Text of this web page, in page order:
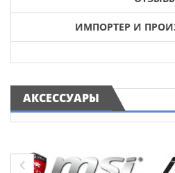
ИМПОРТЕР И
АКСЕССУАРЫ